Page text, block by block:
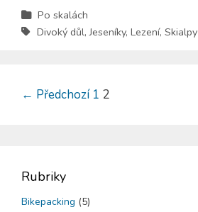
Po skalách
Divoký důl,Jeseníky, Lezení, Skialpy
← Předchozí 1 2
Rubriky
Bikepacking (5)